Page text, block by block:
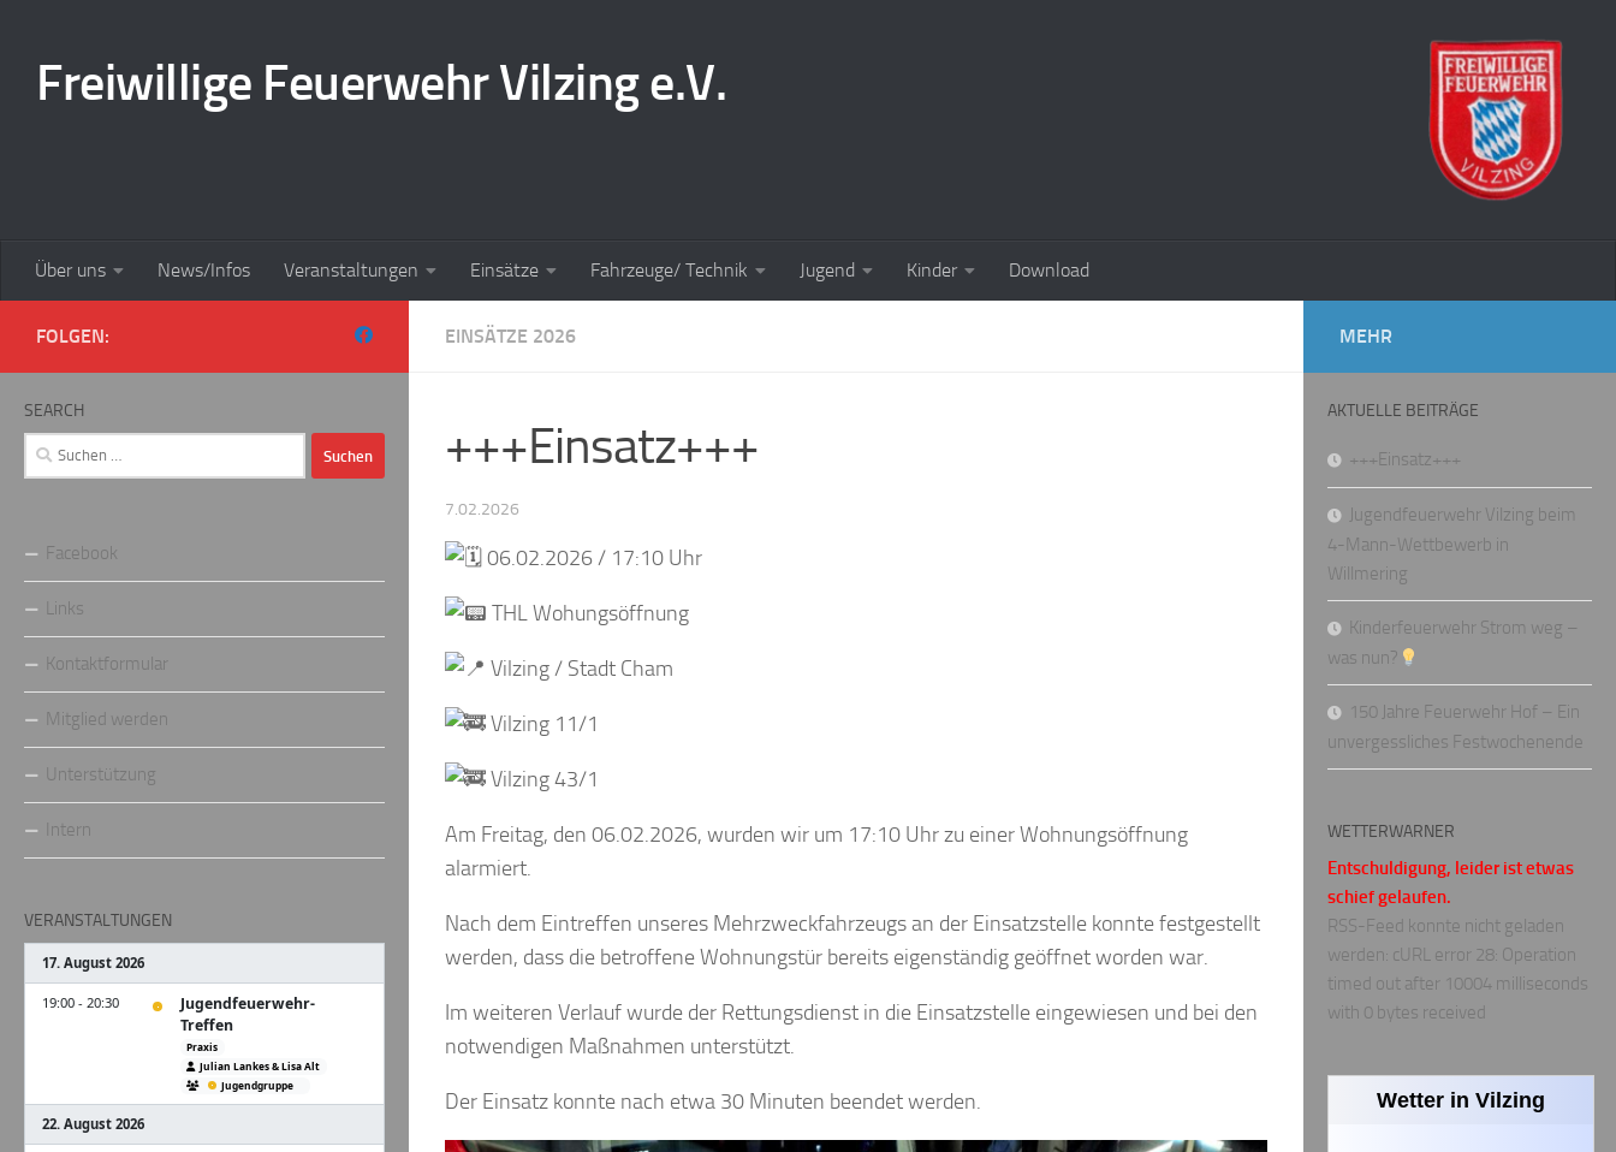
Freiwillige Feuerwehr Vilzing e.V.
Über uns News/Infos Veranstaltungen Einsätze Fahrzeuge/ Technik Jugend Kinder Download
EINSÄTZE 2026
+++Einsatz+++
7.02.2026
06.02.2026 / 17:10 Uhr
THL Wohungsöffnung
Vilzing / Stadt Cham
Vilzing 11/1
Vilzing 43/1
Am Freitag, den 06.02.2026, wurden wir um 17:10 Uhr zu einer Wohnungsöffnung
alarmiert.
Nach dem Eintreffen unseres Mehrzweckfahrzeugs an der Einsatzstelle konnte festgestellt
werden, dass die betroffene Wohnungstür bereits eigenständig geöffnet worden war.
Im weiteren Verlauf wurde der Rettungsdienst in die Einsatzstelle eingewiesen und bei den
notwendigen Maßnahmen unterstützt.
Der Einsatz konnte nach etwa 30 Minuten beendet werden.
FOLGEN:
SEARCH
Suchen
nach:
Facebook
Links
Kontaktformular
Mitglied werden
Unterstützung
Intern
VERANSTALTUNGEN
MEHR
AKTUELLE BEITRÄGE
+++Einsatz+++
Jugendfeuerwehr Vilzing beim
4-Mann-Wettbewerb in
Willmering
Kinderfeuerwehr Strom weg –
was nun?
150 Jahre Feuerwehr Hof – Ein
unvergessliches Festwochenende
WETTERWARNER
Entschuldigung, leider ist etwas
schief gelaufen.
RSS-Feed konnte nicht geladen
werden: cURL error 28: Operation
timed out after 10004 milliseconds
with 0 bytes received
Wetter in Vilzing